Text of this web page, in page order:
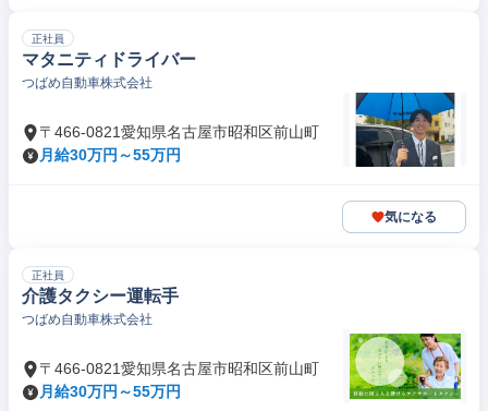
正社員
マタニティドライバー
つばめ自動車株式会社
〒466-0821愛知県名古屋市昭和区前山町
月給30万円～55万円
気になる
正社員
介護タクシー運転手
つばめ自動車株式会社
〒466-0821愛知県名古屋市昭和区前山町
月給30万円～55万円